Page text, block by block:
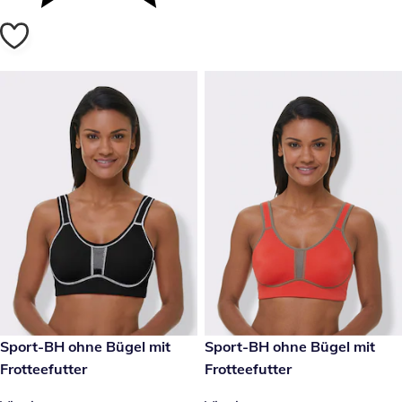
€ 37,99
Sport-BH ohne Bügel mit
Frotteefutter
€ 37,99
Sport-BH ohne Bügel mit
Frotteefutter